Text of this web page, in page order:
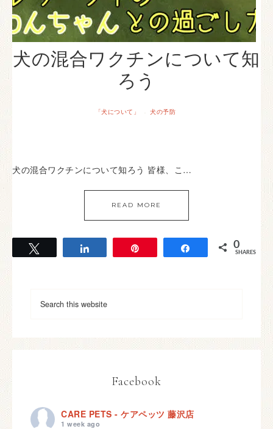
犬の混合ワクチンについて知
ろう
「犬について」 · 犬の予防
犬の混合ワクチンについて知ろう 皆様、こ…
READ MORE
Share 0
SHARES
Facebook
CARE PETS - ケアペッツ 藤沢店
1 week ago